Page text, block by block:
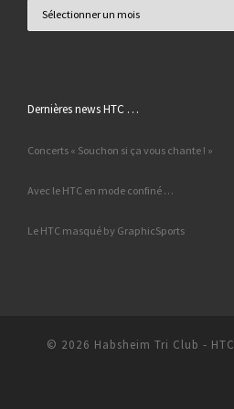
Dernières news HTC …
Concerts « Souchon si ça vous chante ! »
Avec le HTC en mode confiné …
Le HTC masqué by GraphicSports
© 2026 Habsheim Tri Club - HTC